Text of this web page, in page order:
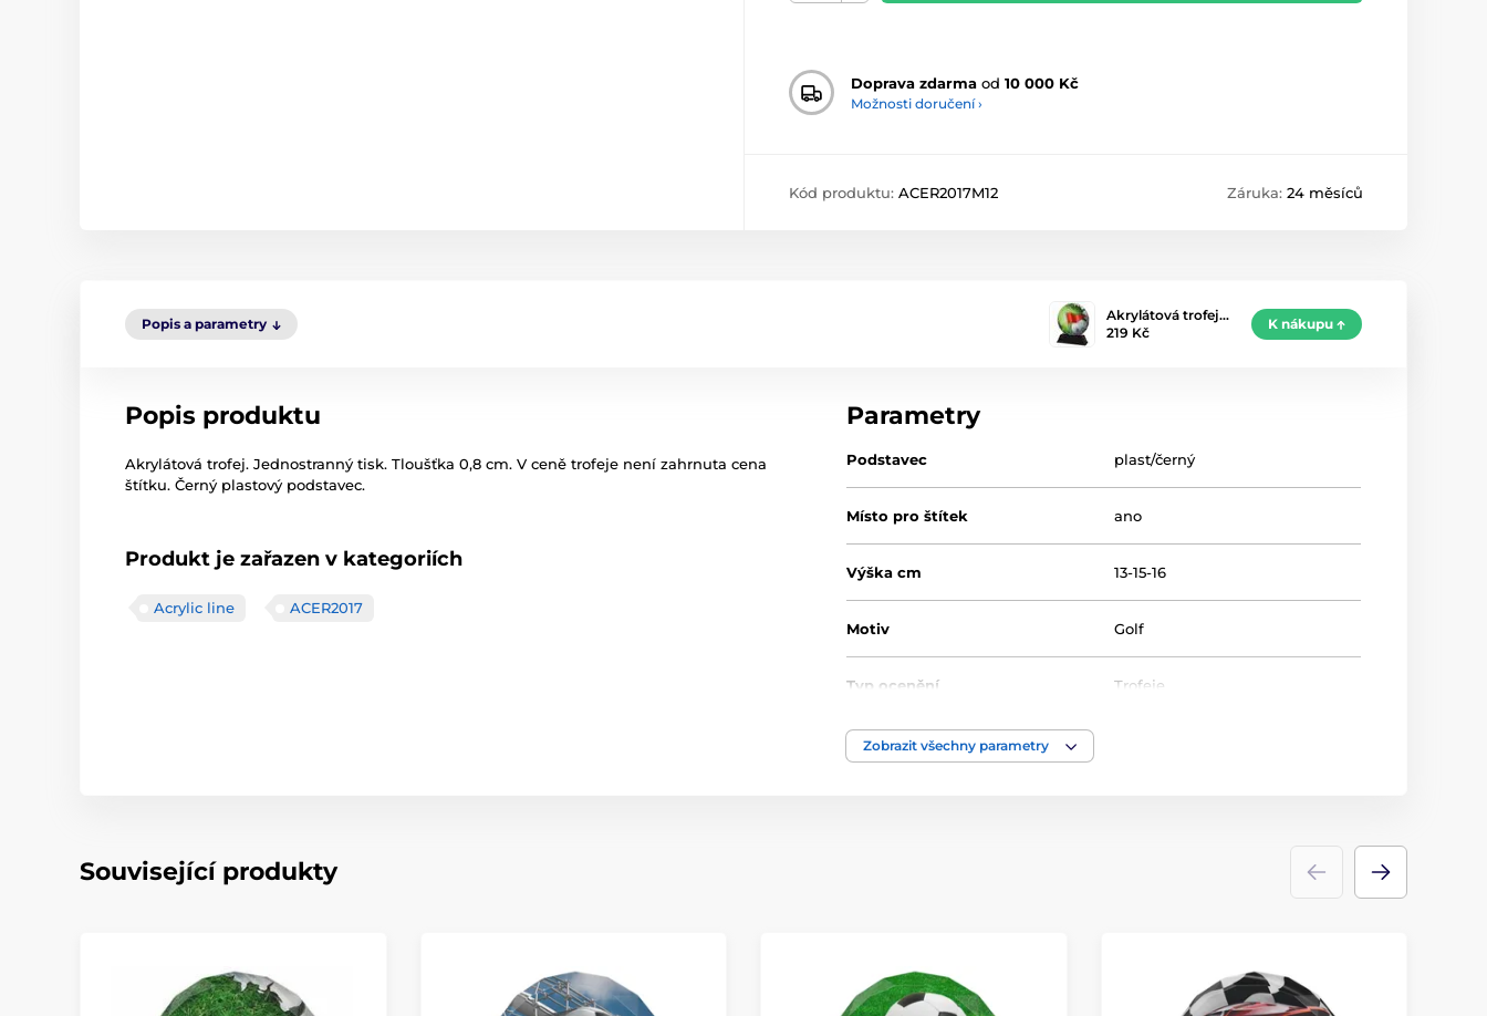
Doprava zdarma od 10 000 Kč
Možnosti doručení ›
Kód produktu: ACER2017M12 Záruka: 24 měsíců
Popis a parametry
Akrylátová trofej…
219 Kč
K nákupu
Popis produktu
Akrylátová trofej. Jednostranný tisk. Tloušťka 0,8 cm. V ceně trofeje není zahrnuta cena
štítku. Černý plastový podstavec.
Produkt je zařazen v kategoriích
Acrylic line ACER2017
Parametry
Podstavec plast/černý
Místo pro štítek ano
Výška cm 13-15-16
Motiv Golf
Typ ocenění Trofeje
Materiál
Zobrazit všechny parametry
Související produkty